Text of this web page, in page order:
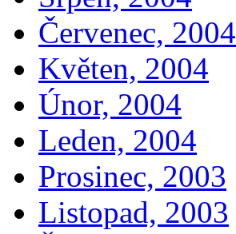
Červenec, 2004
Květen, 2004
Únor, 2004
Leden, 2004
Prosinec, 2003
Listopad, 2003